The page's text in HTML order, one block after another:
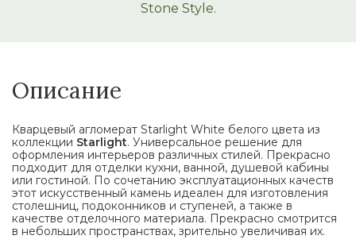
Stone Style.
Описание
Кварцевый агломерат Starlight White белого цвета из
коллекции Starlight. Универсальное решение для
оформления интерьеров различных стилей. Прекрасно
подходит для отделки кухни, ванной, душевой кабины
или гостиной. По сочетанию эксплуатационных качеств
этот искусственный камень идеален для изготовления
столешниц, подоконников и ступеней, а также в
качестве отделочного материала. Прекрасно смотрится
в небольших пространствах, зрительно увеличивая их.